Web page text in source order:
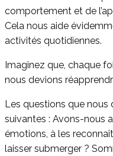
comportement et de
Cela nous aide
activités quotidiennes.
Imaginez que, chaque
nous devions
Les questions que nous
suivantes : Avons-nous
émotions, à les
laisser submerger ?